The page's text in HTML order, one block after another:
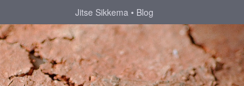
Jitse Sikkema Blog